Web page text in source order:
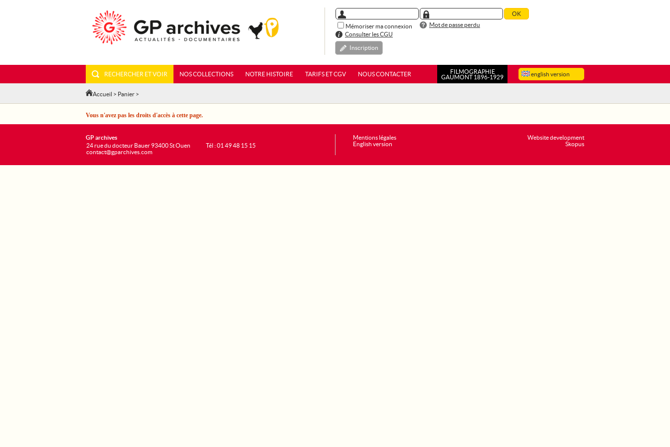
Mémoriser ma connexion
Mot de passe perdu
Consulter les CGU
Inscription
english version
RECHERCHER ET VOIR NOS COLLECTIONS NOTRE HISTOIRE TARIFS ET CGV NOUS CONTACTER
FILMOGRAPHIE
GAUMONT 1896-1929
Accueil > Panier >
Vous n'avez pas les droits d'accès à cette page.
Website development
Skopus
GP archives
24 rue du docteur Bauer 93400 St Ouen
contact@gparchives.com
Tél : 01 49 48 15 15
Mentions légales
English version